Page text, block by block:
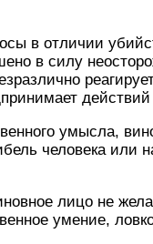
в отличии
в силу
умысла,
человека или
лицо не
умение,